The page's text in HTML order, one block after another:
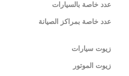
عدد خاصة بالسيارات
عدد خاصة بمراكز الصيانة
زيوت سيارات
زيوت الموتور